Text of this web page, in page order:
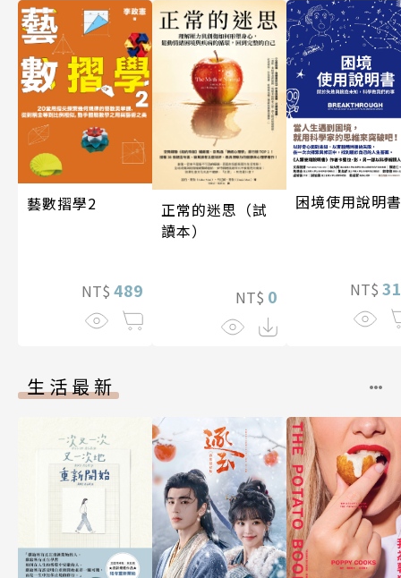
藝數摺學2
NT$ 489
正常的迷思（試
讀本）
NT$ 0
困境使用說明書
NT$
生活最新